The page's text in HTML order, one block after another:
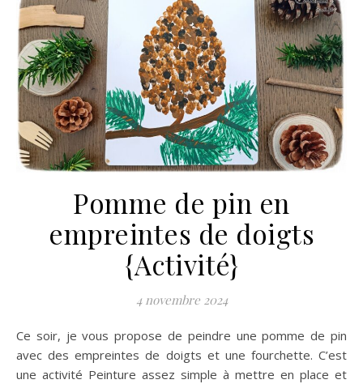
Pomme de pin en
empreintes de doigts
{Activité}
4 novembre 2024
Ce soir, je vous propose de peindre une pomme de pin
avec des empreintes de doigts et une fourchette. C’est
une activité Peinture assez simple à mettre en place et